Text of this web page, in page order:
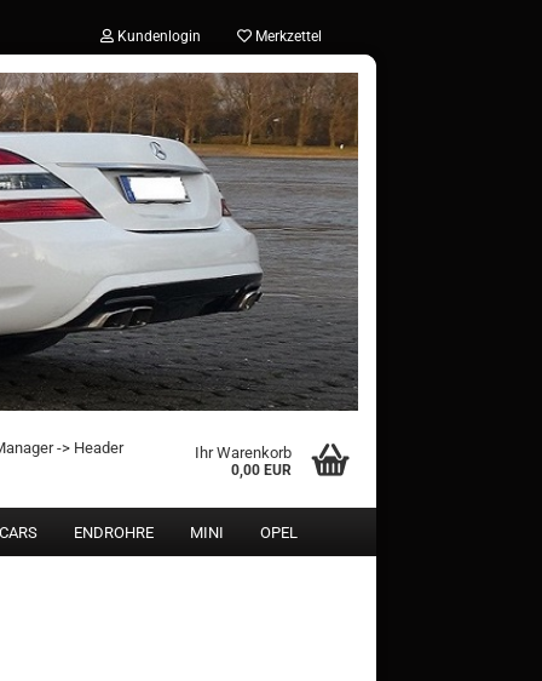
Kundenlogin Merkzettel
-> Header Ihr Warenkorb
0,00 EUR
ENDROHRE MINI OPEL